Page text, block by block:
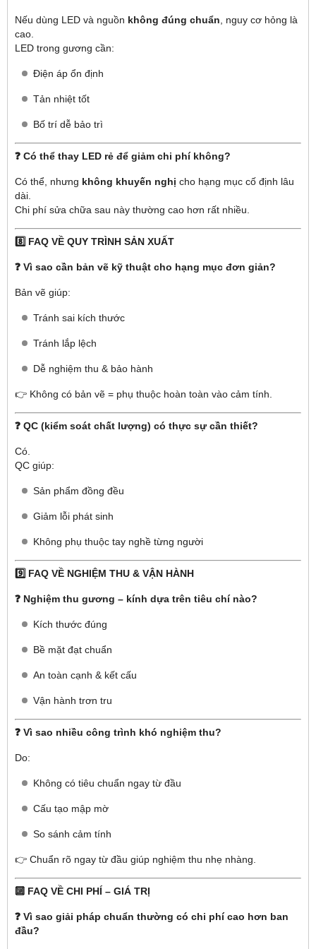
Nếu dùng LED và nguồn không đúng chuẩn , nguy cơ hỏng là
cao.
LED trong gương cần:
Điện áp ổn định
Tản nhiệt tốt
Bố trí dễ bảo trì
❓ Có thể thay LED rẻ để giảm chi phí không?
Có thể, nhưng không khuyến nghị cho hạng mục cố định lâu
dài.
Chi phí sửa chữa sau này thường cao hơn rất nhiều.
8️⃣ FAQ VỀ QUY TRÌNH SẢN XUẤT
❓ Vì sao cần bản vẽ kỹ thuật cho hạng mục đơn giản?
Bản vẽ giúp:
Tránh sai kích thước
Tránh lắp lệch
Dễ nghiệm thu & bảo hành
👉 Không có bản vẽ = phụ thuộc hoàn toàn vào cảm tính.
❓ QC (kiểm soát chất lượng) có thực sự cần thiết?
Có.
QC giúp:
Sản phẩm đồng đều
Giảm lỗi phát sinh
Không phụ thuộc tay nghề từng người
9️⃣ FAQ VỀ NGHIỆM THU & VẬN HÀNH
❓ Nghiệm thu gương – kính dựa trên tiêu chí nào?
Kích thước đúng
Bề mặt đạt chuẩn
An toàn cạnh & kết cấu
Vận hành trơn tru
❓ Vì sao nhiều công trình khó nghiệm thu?
Do:
Không có tiêu chuẩn ngay từ đầu
Cấu tạo mập mờ
So sánh cảm tính
👉 Chuẩn rõ ngay từ đầu giúp nghiệm thu nhẹ nhàng.
🔟 FAQ VỀ CHI PHÍ – GIÁ TRỊ
❓ Vì sao giải pháp chuẩn thường có chi phí cao hơn ban
đầu?